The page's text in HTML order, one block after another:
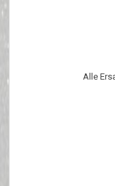
Alle